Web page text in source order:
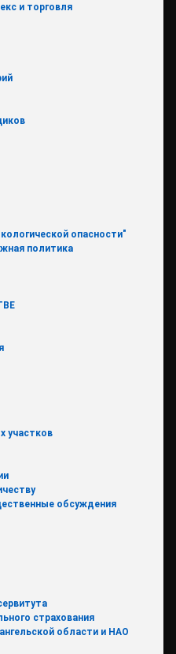
и торговля
опасности"
политика
участков
обсуждения
страхования
области и НАО